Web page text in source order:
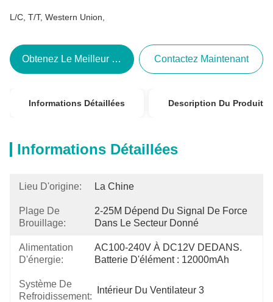
L/C, T/T, Western Union,
Obtenez Le Meilleur Prix Contactez Maintenant
Informations Détaillées Description Du Produit
Informations Détaillées
Lieu D'origine: La Chine
Plage De
Brouillage:
2-25M Dépend Du Signal De Force
Dans Le Secteur Donné
Alimentation
D'énergie:
AC100-240V À DC12V DEDANS.
Batterie D'élément : 12000mAh
Système De
Refroidissement:
Intérieur Du Ventilateur 3